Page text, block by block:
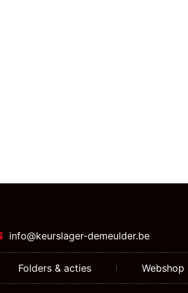
info@keurslager-demeulder.be
Folders & acties Webshop